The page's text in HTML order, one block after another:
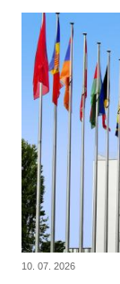
10. 07. 2026